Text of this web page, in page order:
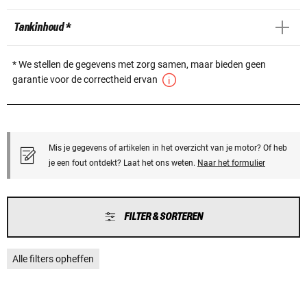
Tankinhoud *
* We stellen de gegevens met zorg samen, maar bieden geen
garantie voor de correctheid ervan
Mis je gegevens of artikelen in het overzicht van je motor? Of heb
je een fout ontdekt? Laat het ons weten. Naar het formulier
FILTER & SORTEREN
Alle filters opheffen